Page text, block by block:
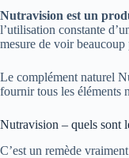
Nutravision est un
l’utilisation constante
mesure de voir beaucoup
Le complément naturel
fournir tous les éléments
Nutravision – quels sont
C’est un remède